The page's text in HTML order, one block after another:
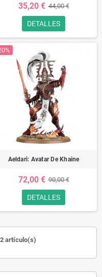
35,20 € 44,00 €
DETALLES
Aeldari: Avatar De Khaine
72,00 € 90,00 €
DETALLES
artículo(s)